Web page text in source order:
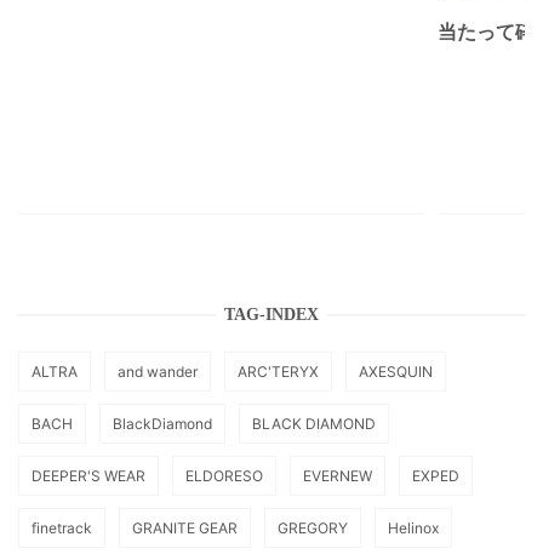
当たって砕
TAG-INDEX
ALTRA and wander ARC'TERYX AXESQUIN
BACH BlackDiamond BLACK DIAMOND
DEEPER'S WEAR ELDORESO EVERNEW EXPED
finetrack GRANITE GEAR GREGORY Helinox